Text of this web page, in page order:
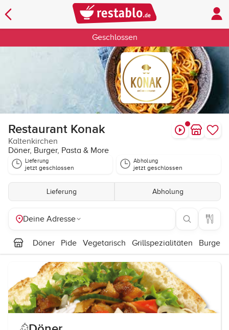
Geschlossen
Restaurant Konak
Kaltenkirchen
Döner, Burger, Pasta & More
Lieferung
jetzt geschlossen
Abholung
jetzt geschlossen
Lieferung Abholung
Deine Adresse
Döner Pide Vegetarisch Grillspezialitäten Burger